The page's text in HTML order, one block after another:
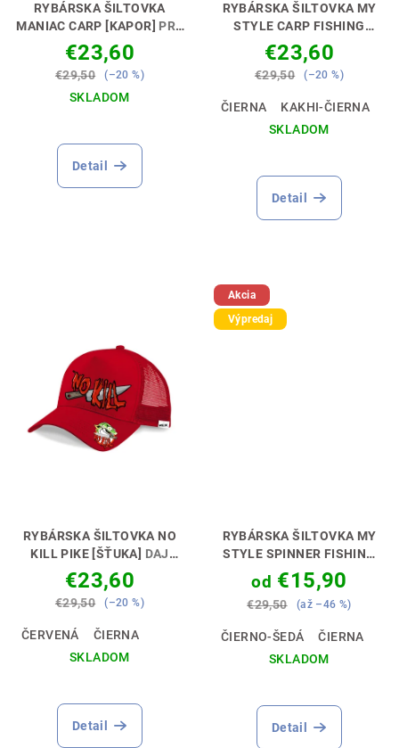
RYBÁRSKA ŠILTOVKA
MANIAC CARP [KAPOR] PRE
KAPROVÝCH MANIAKOV 🧢
😎
€23,60
€29,50 (–20 %)
SKLADOM
hodnotenie
produktu
Detail
RYBÁRSKA ŠILTOVKA MY
STYLE CARP FISHING
[KAPRÁR]ŠTÝL KTORÝ
CHYTÍ 🎣🧢
€23,60
€29,50 (–20 %)
ČIERNA
KAKHI-ČIERNA
SKLADOM
hodnotenie
produktu
Detail
RYBÁRSKA ŠILTOVKA NO
KILL PIKE [ŠŤUKA] DAJ
NAJAVO SVOJ POSTOJ 💪🎣
€23,60
€29,50 (–20 %)
ČERVENÁ
ČIERNA
SKLADOM
Detail
Akcia
Výpredaj
RYBÁRSKA ŠILTOVKA MY
STYLE SPINNER FISHING
[PRÍVLAČIAR] ŠTÝL, KTORÝ
CHYTÍ 🎣🧢
od €15,90
€29,50 (až –46 %)
ČIERNO-ŠEDÁ
ČIERNA
SKLADOM
Detail